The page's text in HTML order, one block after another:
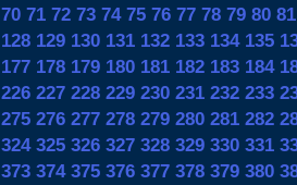
70 71 72 73 74 75 76 77 78 79 80 81
128 129 130 131 132 133 134 135
177 178 179 180 181 182 183 184
226 227 228 229 230 231 232 233
275 276 277 278 279 280 281 282
324 325 326 327 328 329 330 331
373 374 375 376 377 378 379 380